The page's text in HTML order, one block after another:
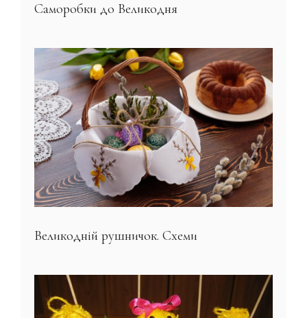
Саморобки до Великодня
Великодній рушничок. Схеми